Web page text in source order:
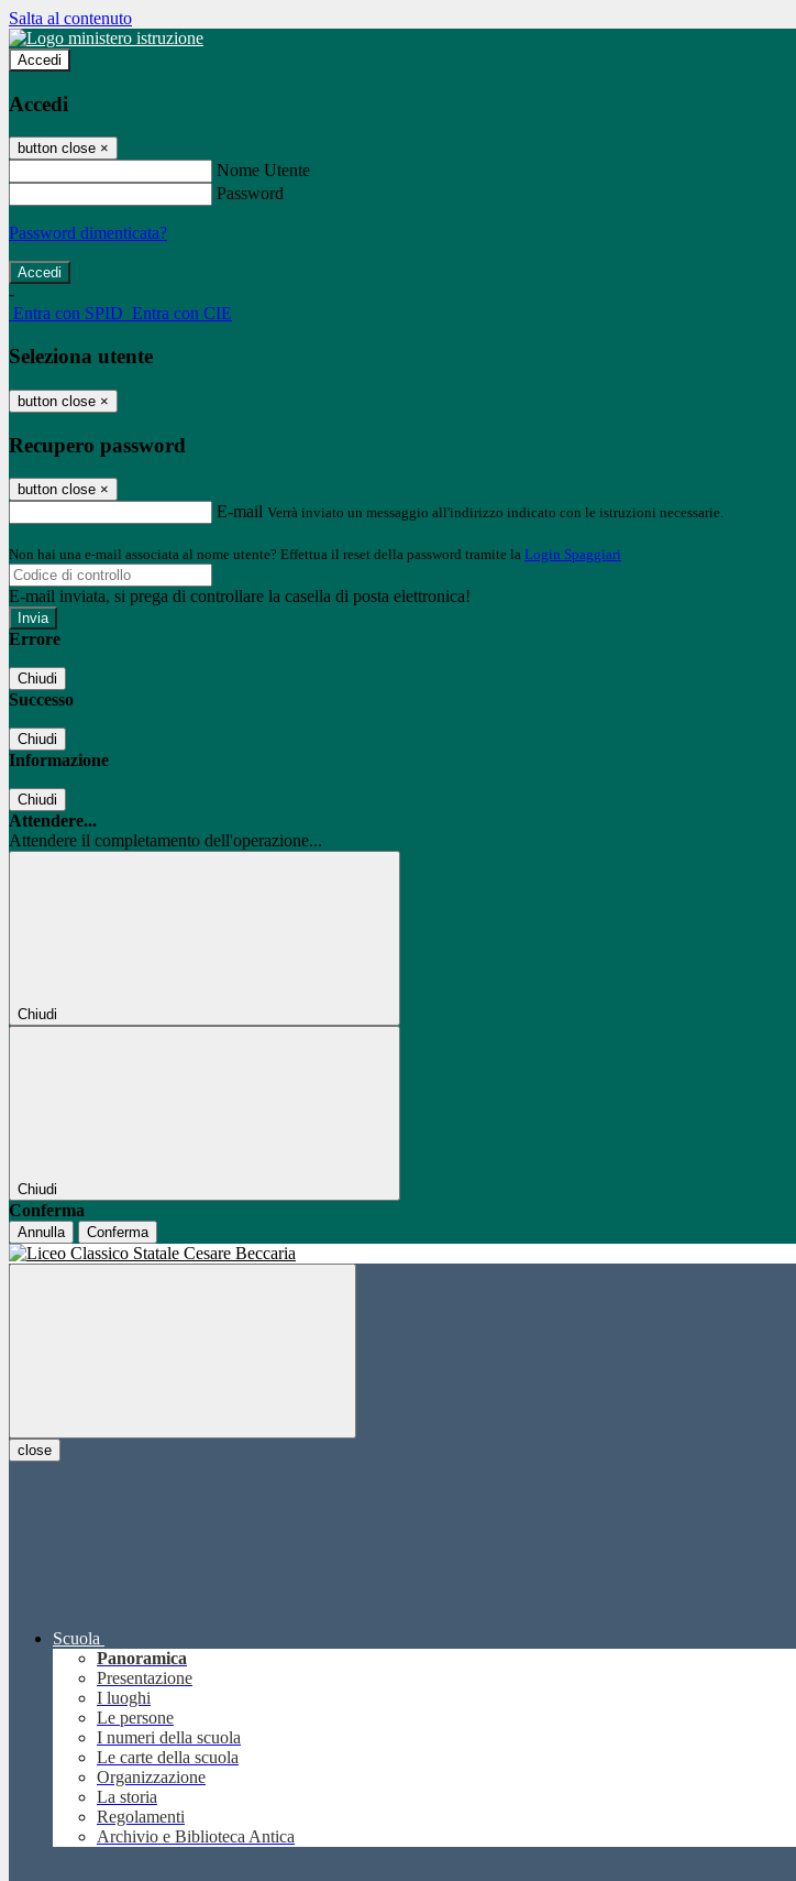
Salta al contenuto
Accedi
Accedi
button close ×
Nome Utente
Password
Password dimenticata?
-
Entra con SPID Entra con CIE
Seleziona utente
button close ×
Recupero password
button close ×
E-mail Verrà inviato un messaggio all'indirizzo indicato con le istruzioni necessarie.
Non hai una e-mail associata al nome utente? Effettua il reset della password tramite la Login Spaggiari
E-mail inviata, si prega di controllare la casella di posta elettronica!
Errore
Chiudi
Successo
Chiudi
Informazione
Chiudi
Attendere...
Attendere il completamento dell'operazione...
Chiudi
Chiudi
Conferma
Annulla Conferma
close
Scuola
Panoramica
Presentazione
I luoghi
Le persone
I numeri della scuola
Le carte della scuola
Organizzazione
La storia
Regolamenti
Archivio e Biblioteca Antica